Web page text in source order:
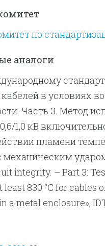
по
аналоги
в условиях
Часть 3. Метод
1,0 кВ
пламени
механическим
integrity. – Part 3:
830 °C for
a metal enclosure»,